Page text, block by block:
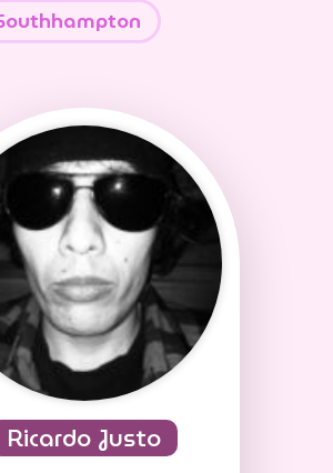
Ricardo Justo